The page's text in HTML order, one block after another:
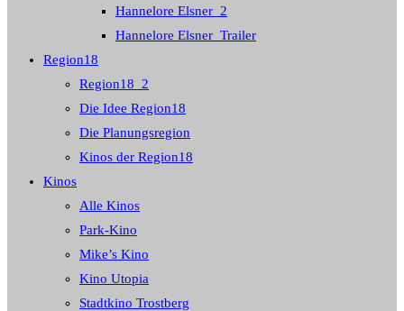
Hannelore Elsner_2
Hannelore Elsner_Trailer
Region18
Region18_2
Die Idee Region18
Die Planungsregion
Kinos der Region18
Kinos
Alle Kinos
Park-Kino
Mike’s Kino
Kino Utopia
Stadtkino Trostberg